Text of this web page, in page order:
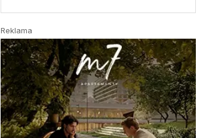
Reklama